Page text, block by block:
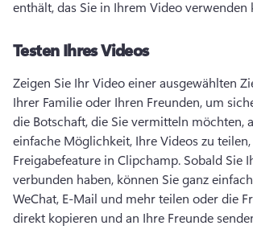
enthält, das Sie in Ihrem Video verwenden
Testen Ihres Videos
Zeigen Sie Ihr Video einer ausgewählten
Ihrer Familie oder Ihren Freunden, um
die Botschaft, die Sie vermitteln möchten,
einfache Möglichkeit, Ihre Videos zu
Freigabefeature in Clipchamp. Sobald Sie
verbunden haben, können Sie ganz
WeChat, E-Mail und mehr teilen oder die
direkt kopieren und an Ihre Freunde